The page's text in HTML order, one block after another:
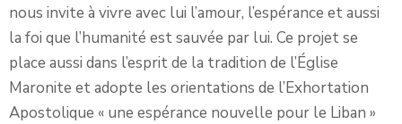
nous invite à vivre avec lui l’amour, l’espérance et aussi
la foi que l’humanité est sauvée par lui. Ce projet se
place aussi dans l’esprit de la tradition de l’Église
Maronite et adopte les orientations de l’Exhortation
Apostolique « une espérance nouvelle pour le Liban »